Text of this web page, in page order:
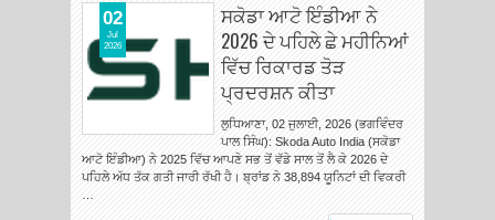
ਸਕੋਡਾ ਆਟੋ ਇੰਡੀਆ ਨੇ
2026 ਦੇ ਪਹਿਲੇ ਛੇ ਮਹੀਨਿਆਂ
ਵਿੱਚ ਰਿਕਾਰਡ ਤੋੜ
ਪ੍ਰਦਰਸ਼ਨ ਕੀਤਾ
ਲੁਧਿਆਣਾ, 02 ਜੁਲਾਈ, 2026 (ਭਗਵਿੰਦਰ
ਪਾਲ ਸਿੰਘ): Skoda Auto India (ਸਕੋਡਾ
ਆਟੋ ਇੰਡੀਆ) ਨੇ 2025 ਵਿੱਚ ਆਪਣੇ ਸਭ ਤੋਂ ਵੱਡੇ ਸਾਲ ਤੋਂ ਲੈ ਕੇ 2026 ਦੇ
ਪਹਿਲੇ ਅੱਧ ਤੱਕ ਗਤੀ ਜਾਰੀ ਰੱਖੀ ਹੈ। ਬ੍ਰਾਂਡ ਨੇ 38,894 ਯੂਨਿਟਾਂ ਦੀ ਵਿਕਰੀ
02
Jul
2026